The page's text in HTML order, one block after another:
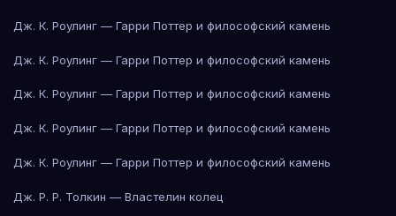
Дж. К. Роулинг — Гарри Поттер и философский камень
Дж. К. Роулинг — Гарри Поттер и философский камень
Дж. К. Роулинг — Гарри Поттер и философский камень
Дж. К. Роулинг — Гарри Поттер и философский камень
Дж. К. Роулинг — Гарри Поттер и философский камень
Дж. Р. Р. Толкин — Властелин колец